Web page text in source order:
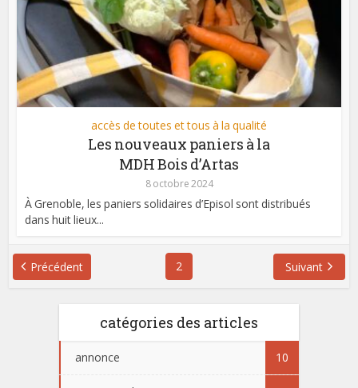
accès de toutes et tous à la qualité
Les nouveaux paniers à la
MDH Bois d’Artas
8 octobre 2024
À Grenoble, les paniers solidaires d’Episol sont distribués
dans huit lieux...
Précédent 2 Suivant
catégories des articles
annonce 10